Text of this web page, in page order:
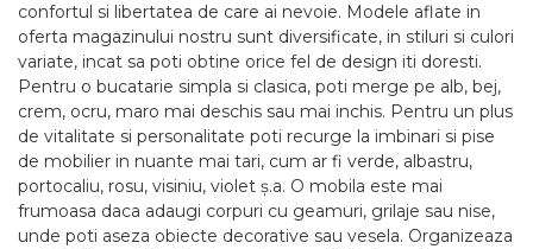
confortul si libertatea de care ai nevoie. Modele aflate in
oferta magazinului nostru sunt diversificate, in stiluri si culori
variate, incat sa poti obtine orice fel de design iti doresti.
Pentru o bucatarie simpla si clasica, poti merge pe alb, bej,
crem, ocru, maro mai deschis sau mai inchis. Pentru un plus
de vitalitate si personalitate poti recurge la imbinari si pise
de mobilier in nuante mai tari, cum ar fi verde, albastru,
portocaliu, rosu, visiniu, violet ș.a. O mobila este mai
frumoasa daca adaugi corpuri cu geamuri, grilaje sau nise,
unde poti aseza obiecte decorative sau vesela. Organizeaza